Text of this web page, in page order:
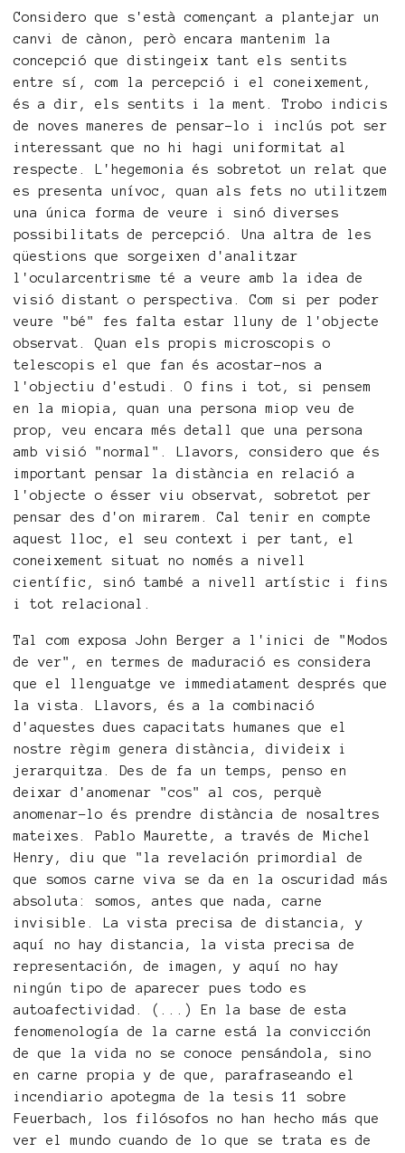
Considero que s'està començant a plantejar un
canvi de cànon, però encara mantenim la
concepció que distingeix tant els sentits
entre sí, com la percepció i el coneixement,
és a dir, els sentits i la ment. Trobo indicis
de noves maneres de pensar-lo i inclús pot ser
interessant que no hi hagi uniformitat al
respecte. L'hegemonia és sobretot un relat que
es presenta unívoc, quan als fets no utilitzem
una única forma de veure i sinó diverses
possibilitats de percepció. Una altra de les
qüestions que sorgeixen d'analitzar
l'ocularcentrisme té a veure amb la idea de
visió distant o perspectiva. Com si per poder
veure "bé" fes falta estar lluny de l'objecte
observat. Quan els propis microscopis o
telescopis el que fan és acostar-nos a
l'objectiu d'estudi. O fins i tot, si pensem
en la miopia, quan una persona miop veu de
prop, veu encara més detall que una persona
amb visió "normal". Llavors, considero que és
important pensar la distància en relació a
l'objecte o ésser viu observat, sobretot per
pensar des d'on mirarem. Cal tenir en compte
aquest lloc, el seu context i per tant, el
coneixement situat no només a nivell
científic, sinó també a nivell artístic i fins
i tot relacional.
Tal com exposa John Berger a l'inici de "Modos
de ver", en termes de maduració es considera
que el llenguatge ve immediatament després que
la vista. Llavors, és a la combinació
d'aquestes dues capacitats humanes que el
nostre règim genera distància, divideix i
jerarquitza. Des de fa un temps, penso en
deixar d'anomenar "cos" al cos, perquè
anomenar-lo és prendre distància de nosaltres
mateixes. Pablo Maurette, a través de Michel
Henry, diu que "la revelación primordial de
que somos carne viva se da en la oscuridad más
absoluta: somos, antes que nada, carne
invisible. La vista precisa de distancia, y
aquí no hay distancia, la vista precisa de
representación, de imagen, y aquí no hay
ningún tipo de aparecer pues todo es
autoafectividad. (...) En la base de esta
fenomenología de la carne está la convicción
de que la vida no se conoce pensándola, sino
en carne propia y de que, parafraseando el
incendiario apotegma de la tesis 11 sobre
Feuerbach, los filósofos no han hecho más que
ver el mundo cuando de lo que se trata es de